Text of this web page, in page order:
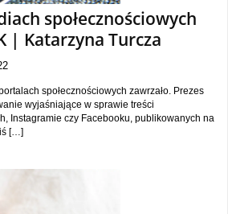
społecznościowych
| Katarzyna Turcza
społecznościowych zawrzało. Prezes
wyjaśniające w sprawie treści
Instagramie czy Facebooku, publikowanych na
[…]